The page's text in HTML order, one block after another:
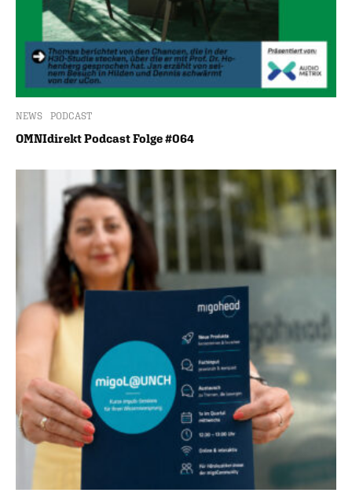
NEWS PODCAST
OMNIdirekt Podcast Folge #064